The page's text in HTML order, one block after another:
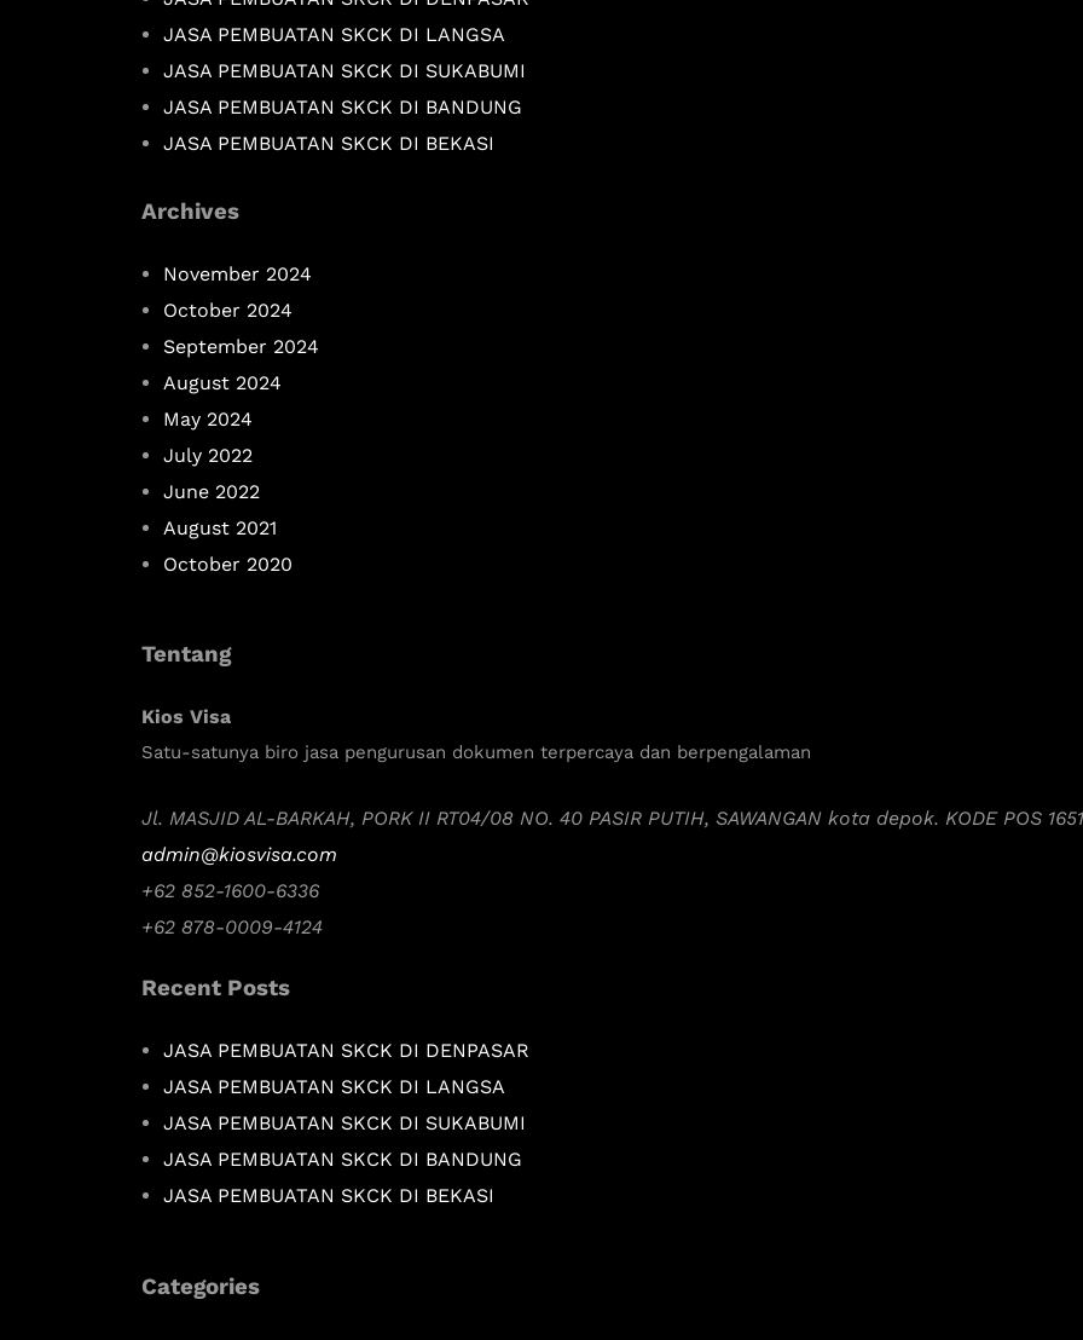
JASA PEMBUATAN SKCK DI LANGSA
JASA PEMBUATAN SKCK DI SUKABUMI
JASA PEMBUATAN SKCK DI BANDUNG
JASA PEMBUATAN SKCK DI BEKASI
Archives
November 2024
October 2024
September 2024
August 2024
May 2024
July 2022
June 2022
August 2021
October 2020
Tentang
Kios Visa
Satu-satunya biro jasa pengurusan dokumen terpercaya dan berpengalaman
Jl. MASJID AL-BARKAH, PORK II RT04/08 NO. 40 PASIR PUTIH, SAWANGAN kota depok. KODE POS
admin@kiosvisa.com
+62 852-1600-6336
+62 878-0009-4124
Recent Posts
JASA PEMBUATAN SKCK DI DENPASAR
JASA PEMBUATAN SKCK DI LANGSA
JASA PEMBUATAN SKCK DI SUKABUMI
JASA PEMBUATAN SKCK DI BANDUNG
JASA PEMBUATAN SKCK DI BEKASI
Categories